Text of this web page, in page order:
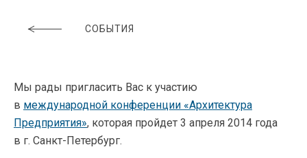
СОБЫТИЯ
Мы рады пригласить Вас к участию
в международной конференции «Архитектура
Предприятия», которая пройдет 3 апреля 2014 года
в г. Санкт-Петербург.